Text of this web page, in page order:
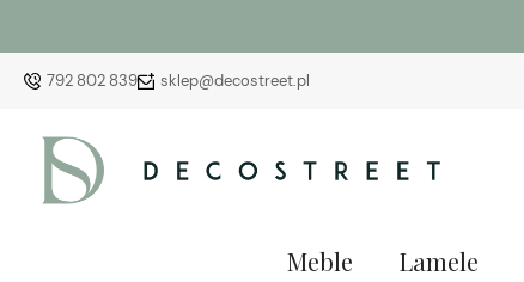
792 802 839 sklep@decostreet.pl
Meble Lamele